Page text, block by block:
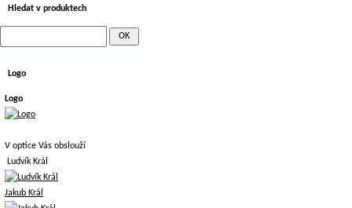
Hledat v produktech
Logo
Logo
V optice Vás obslouží
Ludvík Král
Jakub Král